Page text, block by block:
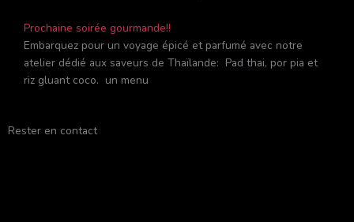
Prochaine soirée gourmande!!
Embarquez pour un voyage épicé et parfumé avec notre
atelier dédié aux saveurs de Thaïlande: Pad thai, por pia et
riz gluant coco. un menu
Rester en contact